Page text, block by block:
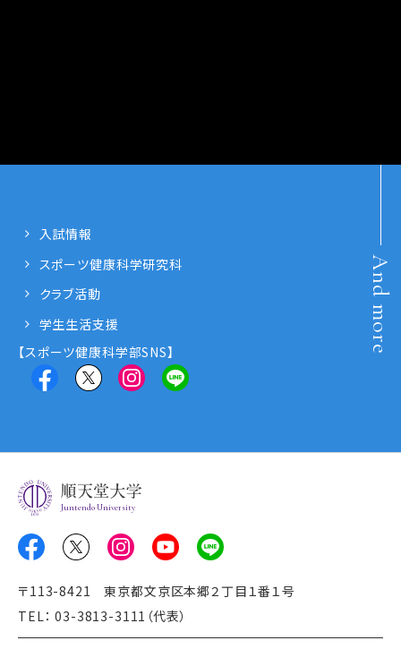
And more
入試情報
スポーツ健康科学研究科
クラブ活動
学生生活支援
【スポーツ健康科学部SNS】
Juntendo University
〒113-8421 東京都文京区本郷２丁目１番１号
TEL： 03-3813-3111（代表）